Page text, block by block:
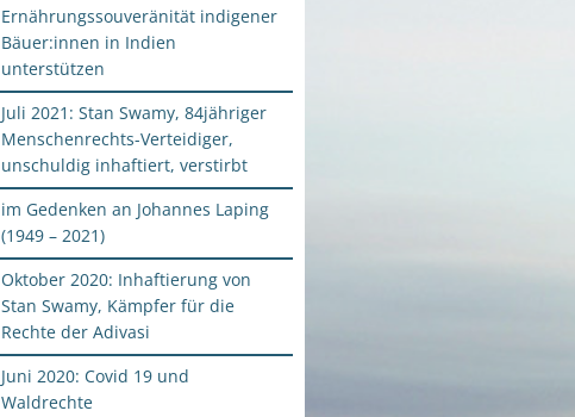
Ernährungssouveränität indigener
Bäuer:innen in Indien
unterstützen
Juli 2021: Stan Swamy, 84jähriger
Menschenrechts-Verteidiger,
unschuldig inhaftiert, verstirbt
im Gedenken an Johannes Laping
(1949 – 2021)
Oktober 2020: Inhaftierung von
Stan Swamy, Kämpfer für die
Rechte der Adivasi
Juni 2020: Covid 19 und
Waldrechte